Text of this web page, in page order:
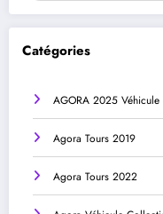
Catégories
AGORA 2025
Agora Tours 2019
Agora Tours 2022